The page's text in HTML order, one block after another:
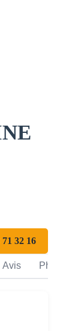
71 32 16
Avis Photos